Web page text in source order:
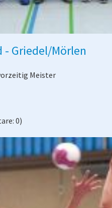
Griedel/Mörlen
Meister
0)